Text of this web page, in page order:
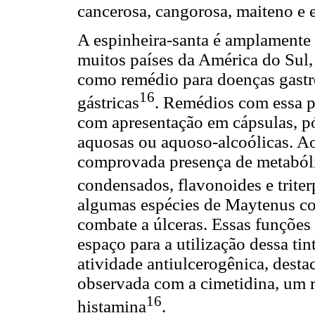
cancerosa, cangorosa, maiteno
A espinheira-santa é
muitos países da América do
como remédio para doenças
gástricas16. Remédios com essa
com apresentação em cápsulas,
aquosas ou aquoso-alcoólicas.
comprovada presença de
condensados, flavonoides e
algumas espécies de Maytenus
combate a úlceras. Essas
espaço para a utilização dessa
atividade antiulcerogênica,
observada com a cimetidina, um
histamina16.